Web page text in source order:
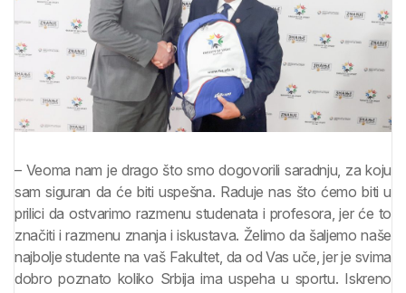
– Veoma nam je drago što smo dogovorili saradnju, za koju
sam siguran da će biti uspešna. Raduje nas što ćemo biti u
prilici da ostvarimo razmenu studenata i profesora, jer će to
značiti i razmenu znanja i iskustava. Želimo da šaljemo naše
najbolje studente na vaš Fakultet, da od Vas uče, jer je svima
dobro poznato koliko Srbija ima uspeha u sportu. Iskreno